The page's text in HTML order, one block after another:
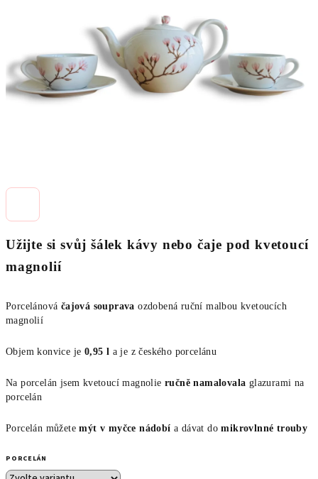
Užijte si svůj šálek kávy nebo čaje pod kvetoucí
magnolií
Porcelánová čajová souprava ozdobená ruční malbou kvetoucích
magnolií
Objem konvice je 0,95 l a je z českého porcelánu
Na porcelán jsem kvetoucí magnolie ručně namalovala glazurami na
porcelán
Porcelán můžetemýt v myčce nádobí a dávat domikrovlnné trouby
PORCELÁN
hvězdiček.